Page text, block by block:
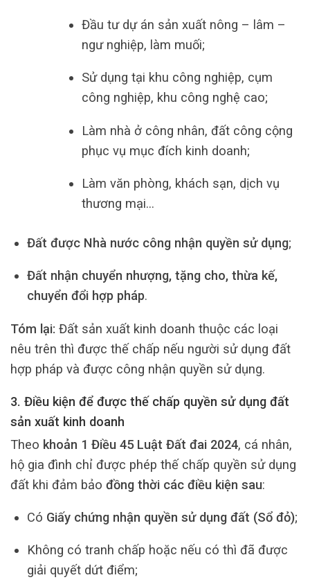
Đầu tư dự án sản xuất nông – lâm –
ngư nghiệp, làm muối;
Sử dụng tại khu công nghiệp, cụm
công nghiệp, khu công nghệ cao;
Làm nhà ở công nhân, đất công cộng
phục vụ mục đích kinh doanh;
Làm văn phòng, khách sạn, dịch vụ
thương mại…
Đất được Nhà nước công nhận quyền sử dụng;
Đất nhận chuyển nhượng, tặng cho, thừa kế,
chuyển đổi hợp pháp.
Tóm lại: Đất sản xuất kinh doanh thuộc các loại
nêu trên thì được thế chấp nếu người sử dụng đất
hợp pháp và được công nhận quyền sử dụng.
3. Điều kiện để được thế chấp quyền sử dụng đất
sản xuất kinh doanh
Theo khoản 1 Điều 45 Luật Đất đai 2024, cá nhân,
hộ gia đình chỉ được phép thế chấp quyền sử dụng
đất khi đảm bảo đồng thời các điều kiện sau:
Có Giấy chứng nhận quyền sử dụng đất (Sổ đỏ);
Không có tranh chấp hoặc nếu có thì đã được
giải quyết dứt điểm;